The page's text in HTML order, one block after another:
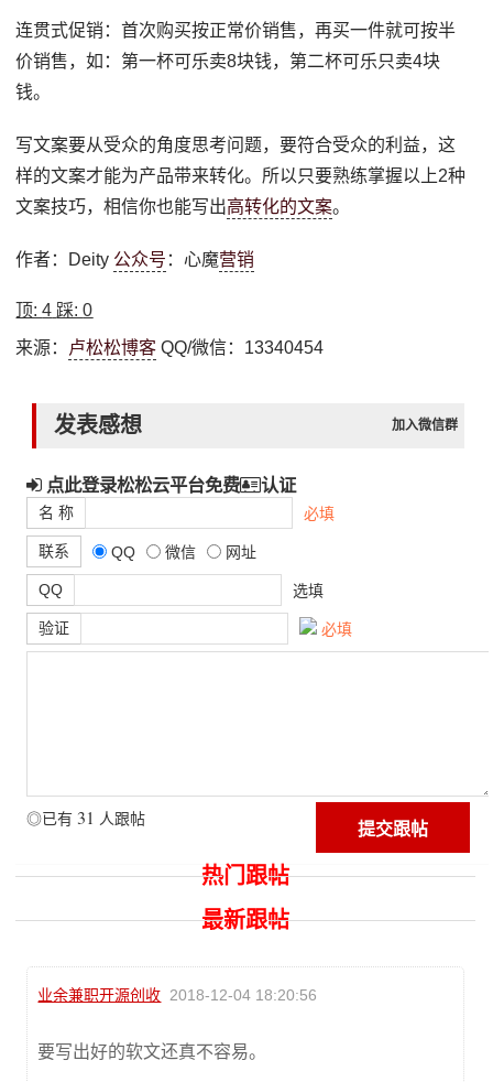
连贯式促销：首次购买按正常价销售，再买一件就可按半
价销售，如：第一杯可乐卖8块钱，第二杯可乐只卖4块
钱。
写文案要从受众的角度思考问题，要符合受众的利益，这
样的文案才能为产品带来转化。所以只要熟练掌握以上2种
文案技巧，相信你也能写出高转化的文案。
作者：Deity 公众号 ：心魔营销
顶:4 踩:0
来源： 卢松松博客 QQ/微信：13340454
发表感想 加入微信群
点此登录松松云平台免费 认证
名 称 必填
联系 QQ 微信 网址
QQ 选填
验证 必填
◎已有 31 人跟帖
热门跟帖
最新跟帖
业余兼职开源创收 2018-12-04 18:20:56
要写出好的软文还真不容易。